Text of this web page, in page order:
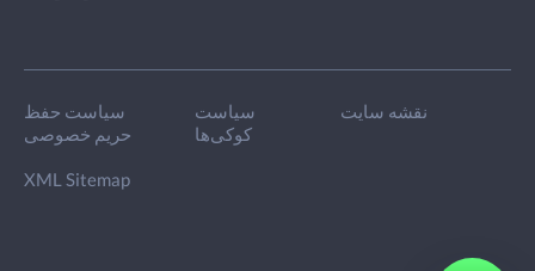
سیاست حفظ
حریم خصوصی
سیاست
کوکی‌ها
نقشه سایت
XML Sitemap